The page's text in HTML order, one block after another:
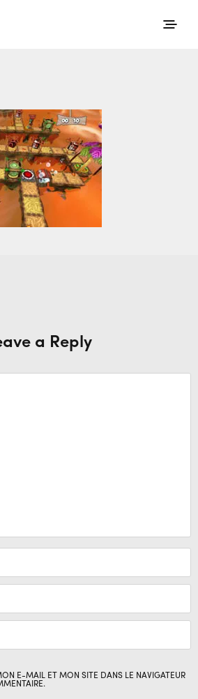
a Reply
E-MAIL ET MON SITE DANS LE NAVIGATEUR